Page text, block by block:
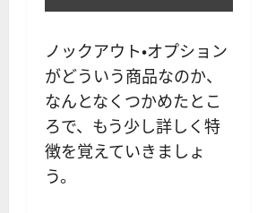
ノックアウト・オプション
がどういう商品なのか、
なんとなくつかめたとこ
ろで、もう少し詳しく特
徴を覚えていきましょ
う。